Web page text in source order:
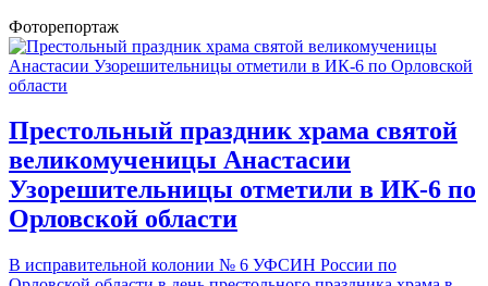
Фоторепортаж
Престольный праздник храма святой
великомученицы Анастасии
Узорешительницы отметили в ИК-6 по
Орловской области
В исправительной колонии № 6 УФСИН России по